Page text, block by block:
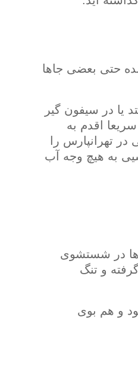
یا سه راهی استفاده شده حتی بعضی جاها
یا در سیفون گیر
اقدم به
تهرانپارس را
شیی به هیچ وجه آب
ها در شستشوی
و تنگ
و هم بوی